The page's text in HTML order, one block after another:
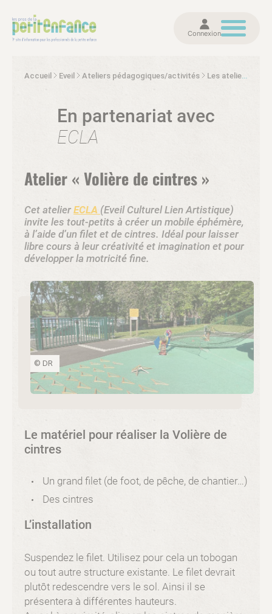
Connexion
Accueil Eveil Ateliers pédagogiques/activités Les ateliers Ecla
En partenariat avec
ECLA
Atelier « Volière de cintres »
Cet atelier ECLA (Eveil Culturel Lien Artistique)
invite les tout-petits à créer un mobile éphémère,
à l’aide d’un filet et de cintres. Idéal pour laisser
libre cours à leur créativité et imagination et pour
développer la motricité fine.
© DR
Le matériel pour réaliser la Volière de
cintres
Un grand filet (de foot, de pêche, de chantier…)
Des cintres
L’installation
Suspendez le filet. Utilisez pour cela un tobogan
ou tout autre structure existante. Le filet devrait
plutôt redescendre vers le sol. Ainsi il se
présentera à différentes hauteurs.